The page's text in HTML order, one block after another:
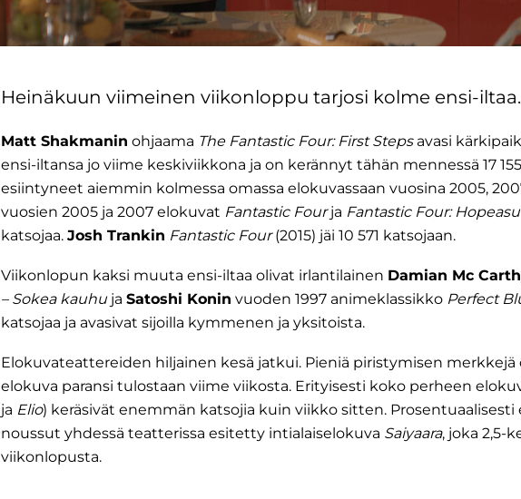
Heinäkuun viimeinen viikonloppu tarjosi kolme ensi-iltaa.
Matt Shakmanin ohjaama The Fantastic Four: First Stepsavasi
ensi-iltansa jo viime keskiviikkona ja on kerännyt tähän mennessä 17
esiintyneet aiemmin kolmessa omassa elokuvassaan vuosina 2005,
vuosien 2005 ja 2007 elokuvat Fantastic Fourja Fantastic Four:
katsojaa. Josh Trankin Fantastic Four(2015) jäi 10 571 katsojaan.
Viikonlopun kaksi muuta ensi-iltaa olivat irlantilainen Damian Mc
– Sokea kauhu ja Satoshi Konin vuoden 1997 animeklassikko Perfect
katsojaa ja avasivat sijoilla kymmenen ja yksitoista.
Elokuvateattereiden hiljainen kesä jatkui. Pieniä piristymisen
elokuva paransi tulostaan viime viikosta. Erityisesti koko perheen
ja Elio) keräsivät enemmän katsojia kuin viikko sitten. Prosentuaalisesti
noussut yhdessä teatterissa esitetty intialaiselokuva Saiyaara, joka 2,5-
viikonlopusta.